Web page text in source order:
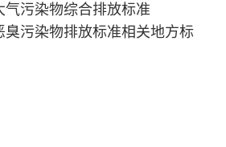
气污染物综合排放标准
臭污染物排放标准相关地方标